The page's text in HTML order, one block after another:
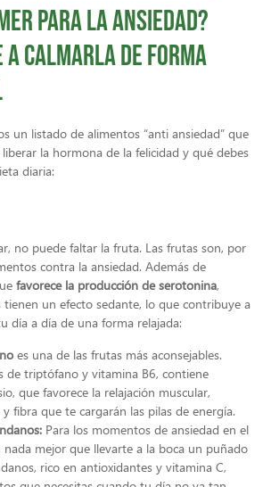
para la ansiedad?
a calmarla de forma
un listado de alimentos “anti ansiedad” que
la hormona de la felicidad y qué debes
diaria:
no puede faltar la fruta. Las frutas son, por
contra la ansiedad. Además de
favorece la producción de serotonina,
tienen un efecto sedante, lo que contribuye a
día a día de una forma relajada:
es una de las frutas más aconsejables.
de triptófano y vitamina B6, contiene
que favorece la relajación muscular,
fibra que te cargarán las pilas de energía.
Para los momentos de ansiedad en el
nada mejor que llevarte a la boca un puñado
rico en antioxidantes y vitamina C,